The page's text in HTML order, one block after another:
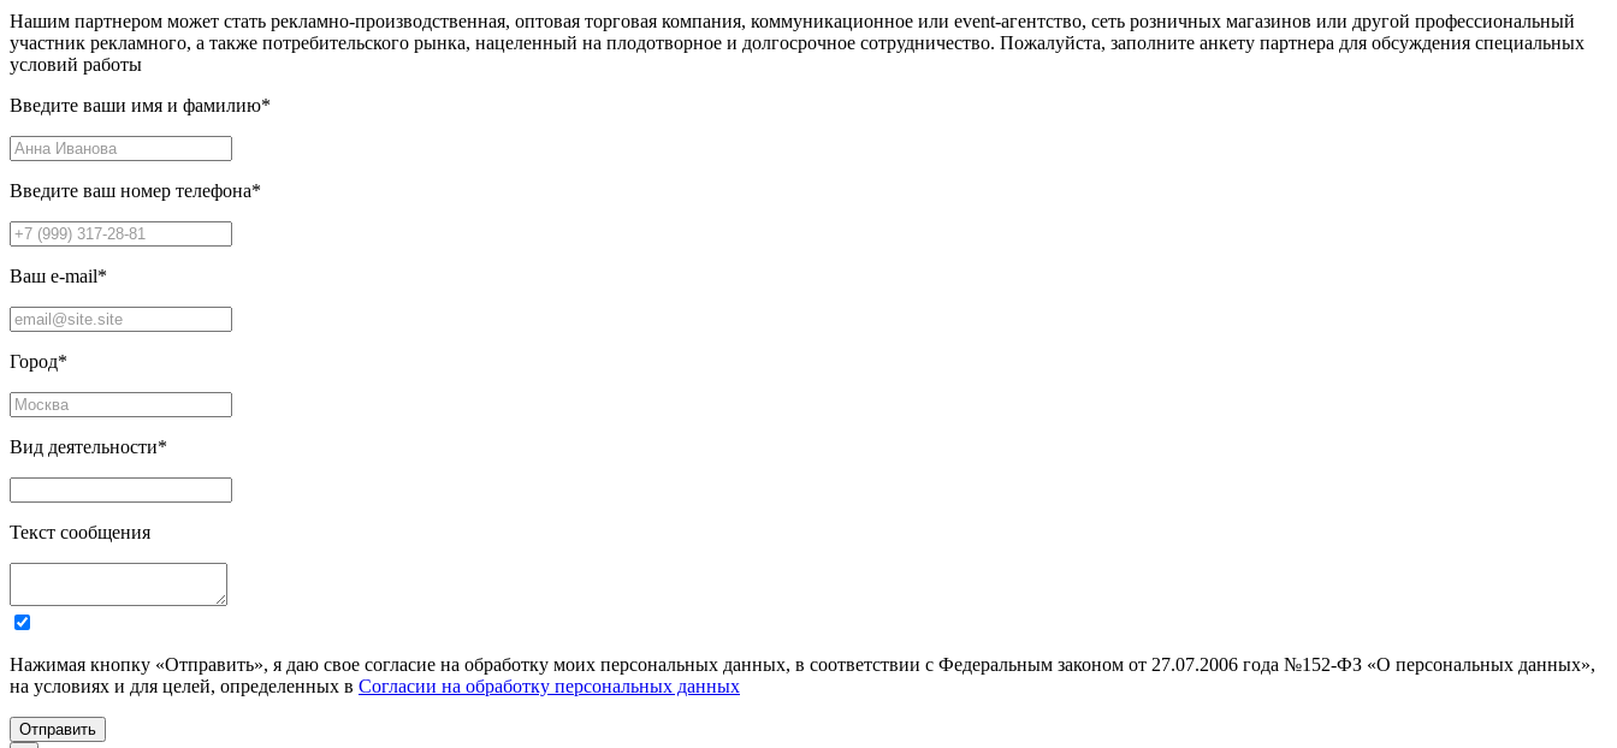
Нашим партнером может стать рекламно-производственная, оптовая торговая компания, коммуникационное или event-агентство, сеть розничных магазинов или другой профессиональный
участник рекламного, а также потребительского рынка, нацеленный на плодотворное и долгосрочное сотрудничество. Пожалуйста, заполните анкету партнера для обсуждения специальных
условий работы
Введите ваши имя и фамилию*
Введите ваш номер телефона*
Ваш e-mail*
Город*
Вид деятельности*
Текст сообщения
Нажимая кнопку «Отправить», я даю свое согласие на обработку моих персональных данных, в соответствии с Федеральным законом от 27.07.2006 года №152-ФЗ «О персональных данных»,
на условиях и для целей, определенных в Согласии на обработку персональных данных
Отправить